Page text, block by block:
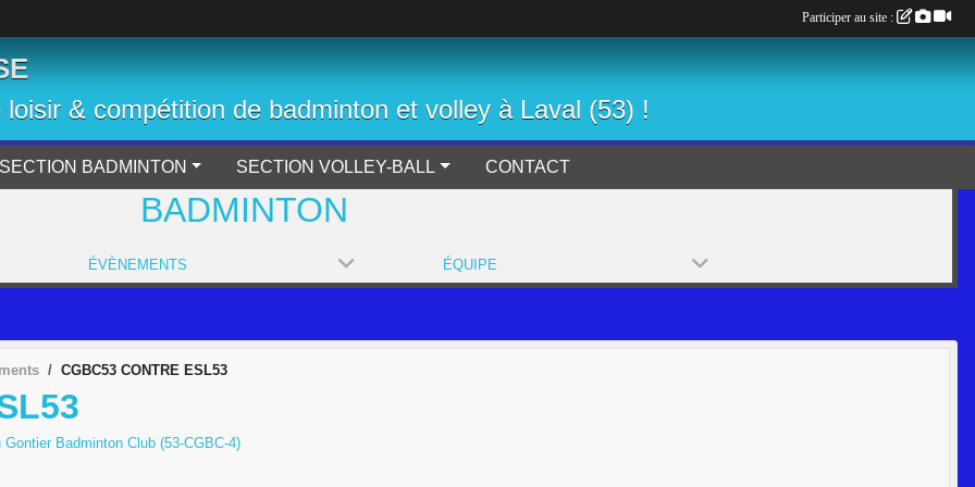
& compétition de badminton et volley à Laval (53) !
SECTION BADMINTON SECTION VOLLEY-BALL CONTACT
BADMINTON
ÉVÈNEMENTS ÉQUIPE
CGBC53 CONTRE ESL53
Gontier Badminton Club (53-CGBC-4)
Participer au site :